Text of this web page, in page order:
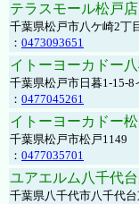
テラスモール松戸店
千葉県松戸市八ケ崎2
： 0473093651
イトーヨーカドー
千葉県松戸市日暮1-15-
： 0477045261
イトーヨーカドー
千葉県松戸市松戸1149
： 0477035701
ユアエルム八千代
千葉県八千代市八千代